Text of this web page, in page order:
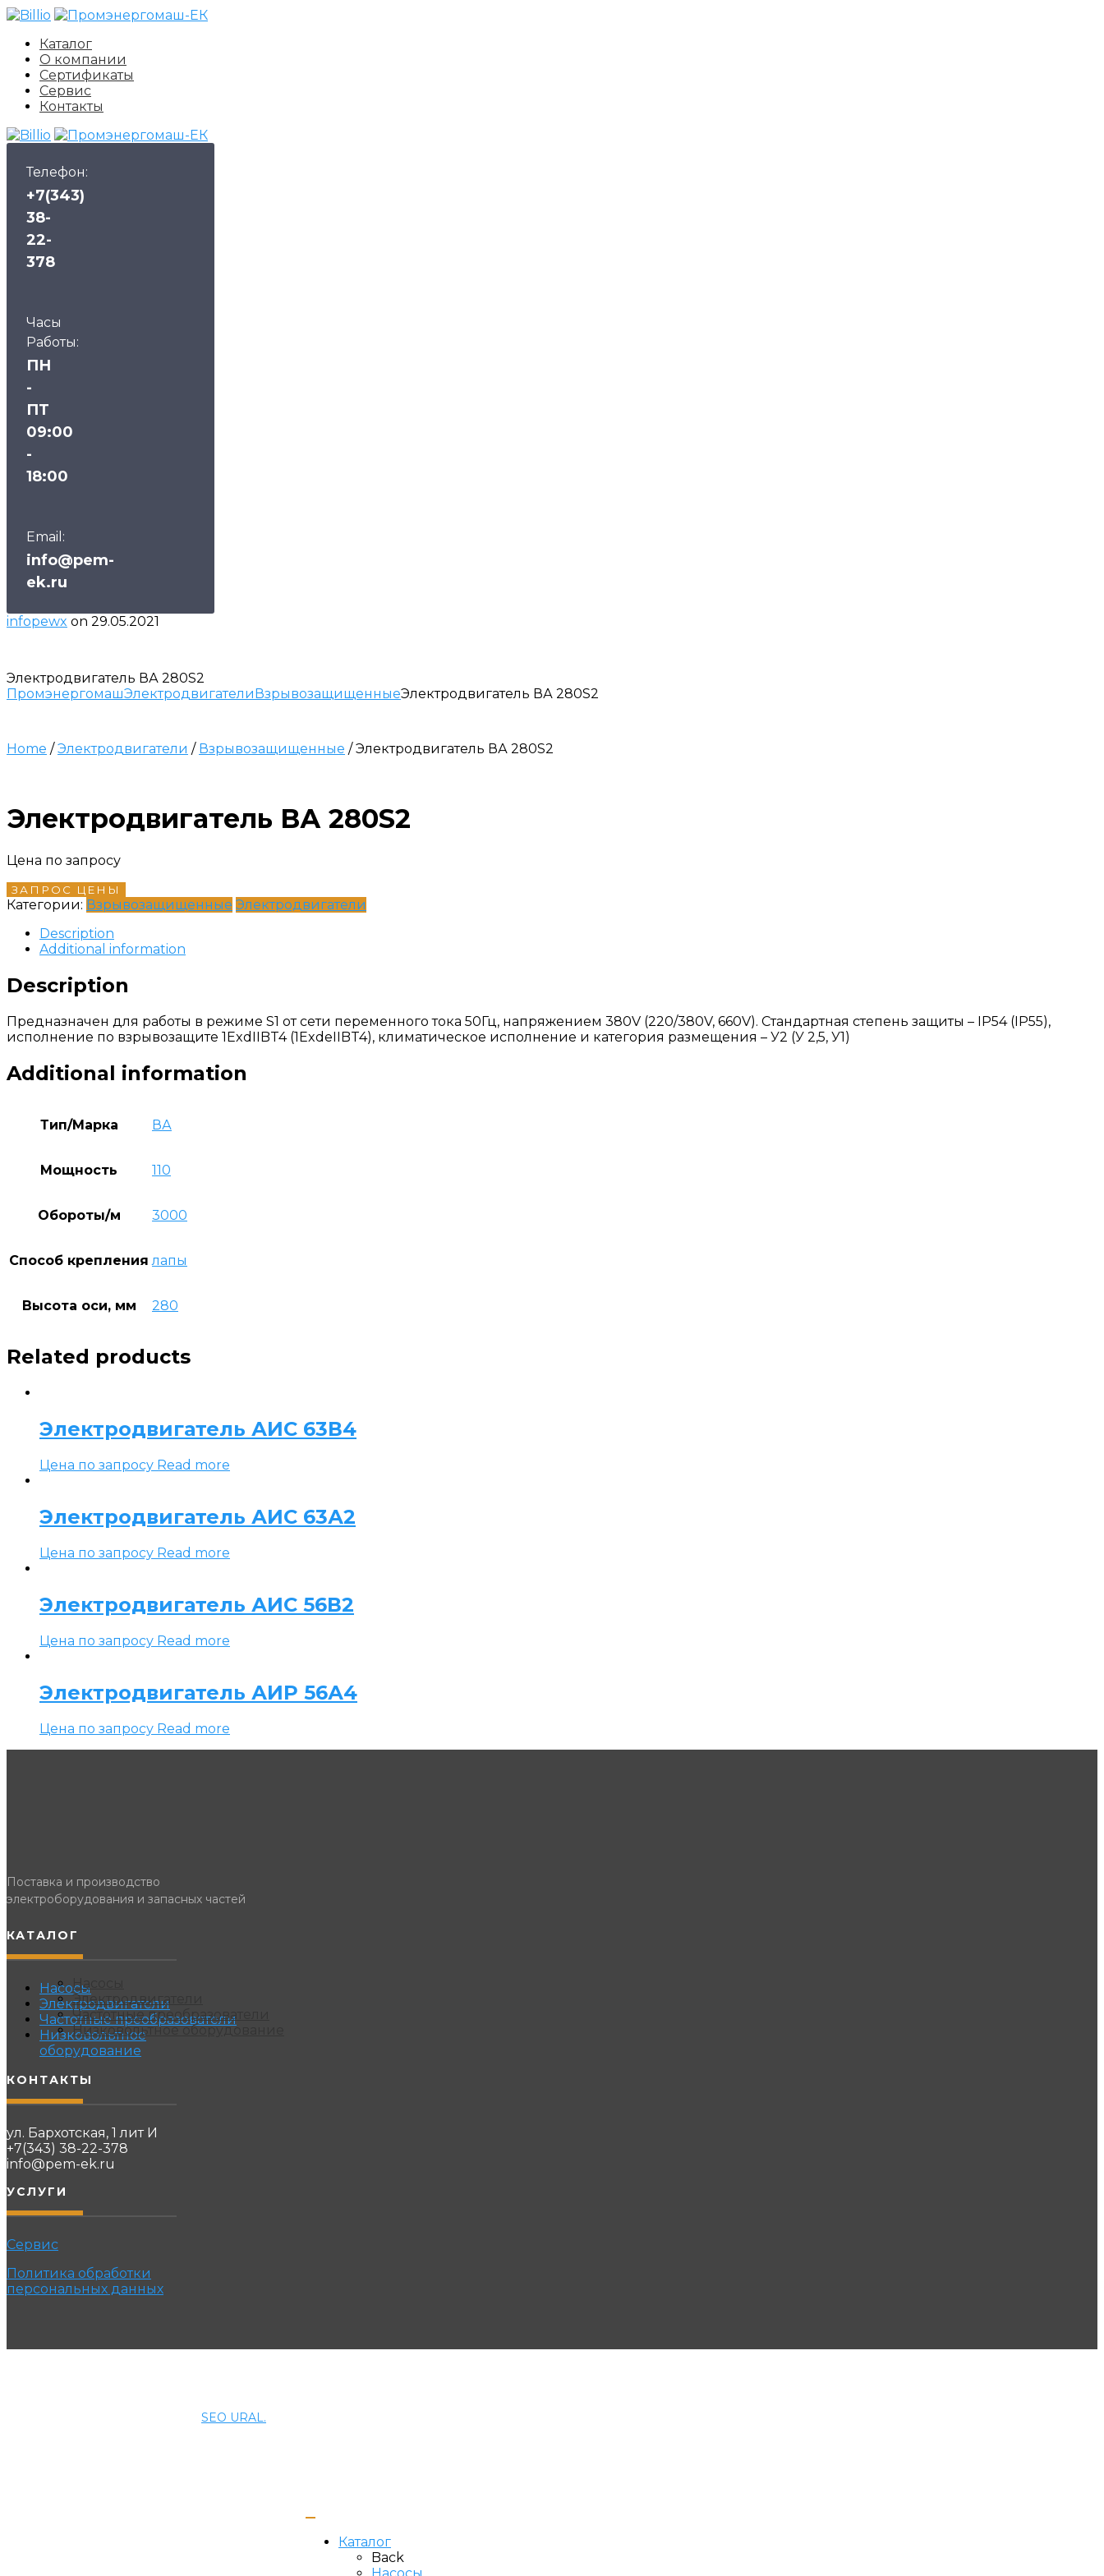
Каталог
Насосы
Электродвигатели
Частотные преобразователи
Низковольтное оборудование
О компании
Сертификаты
Сервис
Контакты
Телефон:
+7(343)
38-
22-
378
Часы
Работы:
ПН
-
ПТ
09:00
-
18:00
Email:
info@pem-
ek.ru
infopewx on 29.05.2021
Электродвигатель ВА 280S2
ПромэнергомашЭлектродвигателиВзрывозащищенныеЭлектродвигатель ВА 280S2
Home /Электродвигатели / Взрывозащищенные / Электродвигатель ВА 280S2
Электродвигатель ВА 280S2
Цена по запросу
ЗАПРОС ЦЕНЫ
Категории: Взрывозащищенные Электродвигатели
Description
Additional information
Description
Предназначен для работы в режиме S1 от сети переменного тока 50Гц, напряжением 380V (220/380V, 660V). Стандартная степень защиты – IP54 (IP55),
исполнение по взрывозащите 1ExdIIBT4 (1ExdеIIBT4), климатическое исполнение и категория размещения – У2 (У 2,5, У1)
Additional information
Тип/Марка ВА
Мощность 110
Обороты/м 3000
Способ крепления лапы
Высота оси, мм 280
Related products
Электродвигатель АИС 63В4
Цена по запросу Read more
Электродвигатель АИС 63А2
Цена по запросу Read more
Электродвигатель АИС 56В2
Цена по запросу Read more
Электродвигатель АИР 56А4
Цена по запросу Read more
Поставка и производство
электроборудования и запасных частей
КАТАЛОГ
Насосы
Электродвигатели
Частотные преобразователи
Низковольтное
оборудование
КОНТАКТЫ
ул. Бархотская, 1 лит И
+7(343) 38-22-378
info@pem-ek.ru
УСЛУГИ
Сервис
Политика обработки
персональных данных
SEO URAL.
Каталог
Back